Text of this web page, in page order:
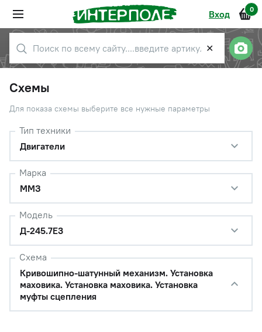
Вход 0
✕
Схемы
Для показа схемы выберите все нужные параметры
Тип техники
Двигатели
Марка
ММЗ
Модель
Д-245.7Е3
Схема
Кривошипно-шатунный механизм. Установка
маховика. Установка маховика. Установка
муфты сцепления